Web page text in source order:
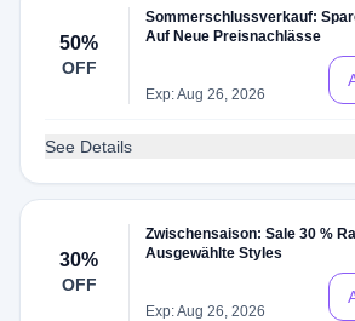
50%
OFF
Sommerschlussverkauf:
Auf Neue Preisnachlässe
Exp: Aug 26, 2026
See Details
30%
OFF
Zwischensaison: Sale 30 %
Ausgewählte Styles
Exp: Aug 26, 2026